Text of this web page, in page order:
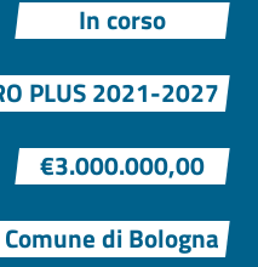
In corso
PLUS 2021-2027
€3.000.000,00
Comune di Bologna